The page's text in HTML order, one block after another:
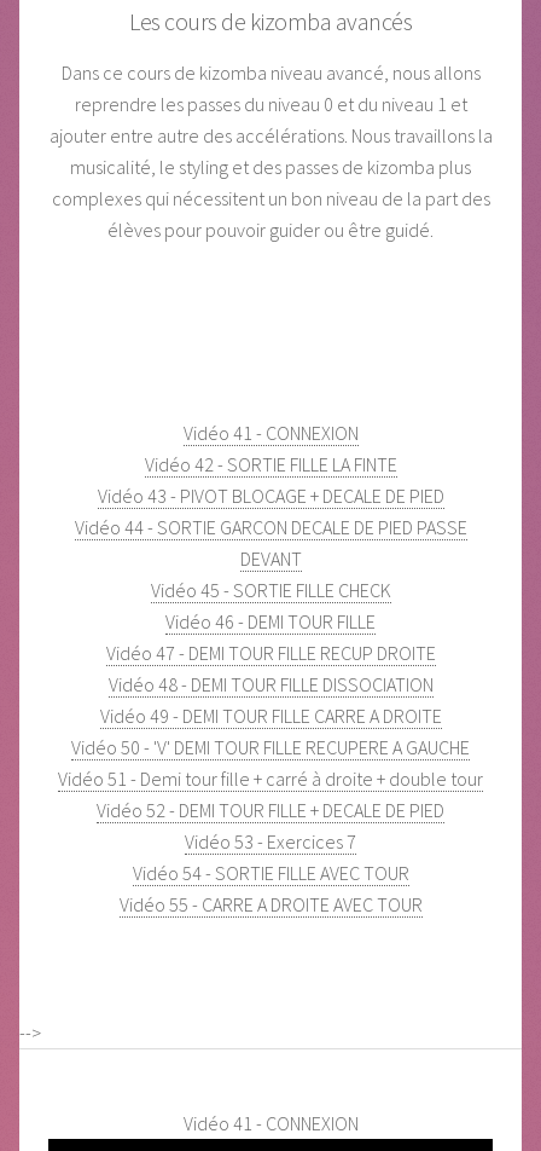
Les cours de kizomba avancés
Dans ce cours de kizomba niveau avancé, nous allons
reprendre les passes du niveau 0 et du niveau 1 et
ajouter entre autre des accélérations. Nous travaillons la
musicalité, le styling et des passes de kizomba plus
complexes qui nécessitent un bon niveau de la part des
élèves pour pouvoir guider ou être guidé.
Vidéo 41 - CONNEXION
Vidéo 42 - SORTIE FILLE LA FINTE
Vidéo 43 - PIVOT BLOCAGE + DECALE DE PIED
Vidéo 44 - SORTIE GARCON DECALE DE PIED PASSE
DEVANT
Vidéo 45 - SORTIE FILLE CHECK
Vidéo 46 - DEMI TOUR FILLE
Vidéo 47 - DEMI TOUR FILLE RECUP DROITE
Vidéo 48 - DEMI TOUR FILLE DISSOCIATION
Vidéo 49 - DEMI TOUR FILLE CARRE A DROITE
Vidéo 50 - 'V' DEMI TOUR FILLE RECUPERE A GAUCHE
Vidéo 51 - Demi tour fille + carré à droite + double tour
Vidéo 52 - DEMI TOUR FILLE + DECALE DE PIED
Vidéo 53 - Exercices 7
Vidéo 54 - SORTIE FILLE AVEC TOUR
Vidéo 55 - CARRE A DROITE AVEC TOUR
-->
Vidéo 41 - CONNEXION